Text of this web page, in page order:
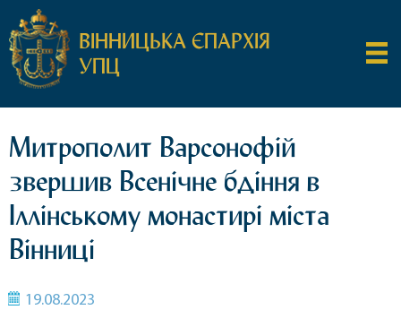
ВІННИЦЬКА ЄПАРХІЯ
УПЦ
Митрополит Варсонофій
звершив Всенічне бдіння в
Іллінському монастирі міста
Вінниці
19.08.2023